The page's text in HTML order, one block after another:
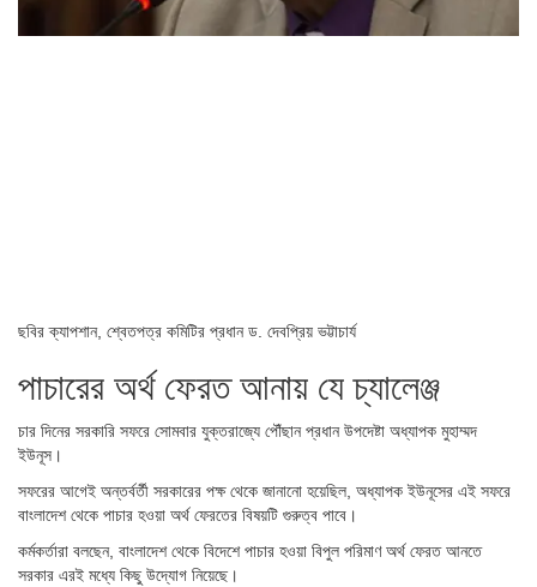
ছবির ক্যাপশান, শ্বেতপত্র কমিটির প্রধান ড. দেবপ্রিয় ভট্টাচার্য
পাচারের অর্থ ফেরত আনায় যে চ্যালেঞ্জ
চার দিনের সরকারি সফরে সোমবার যুক্তরাজ্যে পৌঁছান প্রধান উপদেষ্টা অধ্যাপক মুহাম্মদ
ইউনূস।
সফরের আগেই অন্তর্বর্তী সরকারের পক্ষ থেকে জানানো হয়েছিল, অধ্যাপক ইউনূসের এই সফরে
বাংলাদেশ থেকে পাচার হওয়া অর্থ ফেরতের বিষয়টি গুরুত্ব পাবে।
কর্মকর্তারা বলছেন, বাংলাদেশ থেকে বিদেশে পাচার হওয়া বিপুল পরিমাণ অর্থ ফেরত আনতে
সরকার এরই মধ্যে কিছু উদ্যোগ নিয়েছে।